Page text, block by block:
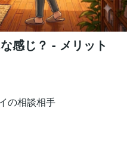
感じ？ - メリット
の相談相手